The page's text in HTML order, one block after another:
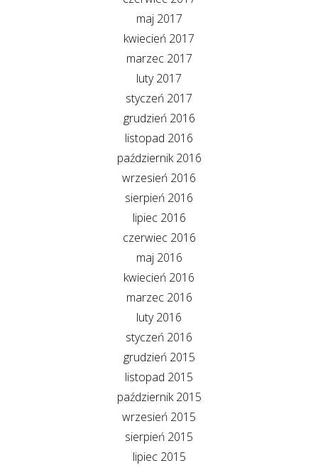
maj 2017
kwiecień 2017
marzec 2017
luty 2017
styczeń 2017
grudzień 2016
listopad 2016
październik 2016
wrzesień 2016
sierpień 2016
lipiec 2016
czerwiec 2016
maj 2016
kwiecień 2016
marzec 2016
luty 2016
styczeń 2016
grudzień 2015
listopad 2015
październik 2015
wrzesień 2015
sierpień 2015
lipiec 2015